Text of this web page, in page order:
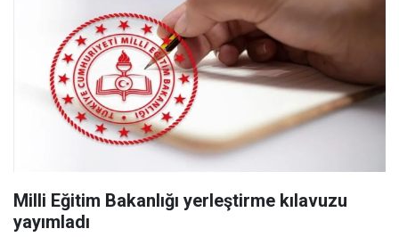
Milli Eğitim Bakanlığı yerleştirme kılavuzu
yayımladı